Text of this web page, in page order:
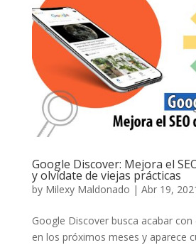
Google Discover: Mejora el
y olvídate de viejas prácticas
by Milexy Maldonado | Abr 19,
Google Discover busca acabar con
en los próximos meses y aparece